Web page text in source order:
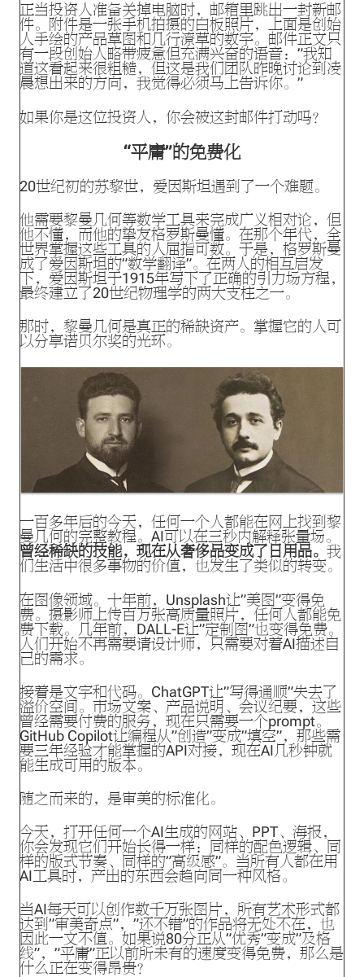
正当投资人准备关掉电脑时，邮箱里跳出一封新邮
件。附件是一张手机拍摄的白板照片，上面是创始
人手绘的产品草图和几行潦草的数字。邮件正文只
有一段创始人略带疲惫但充满兴奋的语音：”我知
道这看起来很粗糙，但这是我们团队昨晚讨论到凌
晨想出来的方向，我觉得必须马上告诉你。”
如果你是这位投资人，你会被这封邮件打动吗？
“平庸”的免费化
20世纪初的苏黎世，爱因斯坦遇到了一个难题。
他需要黎曼几何等数学工具来完成广义相对论，但
他不懂，而他的挚友格罗斯曼懂。在那个年代，全
世界掌握这些工具的人屈指可数。于是，格罗斯曼
成了爱因斯坦的”数学翻译”。在两人的相互启发
下，爱因斯坦于1915年写下了正确的引力场方程，
最终建立了20世纪物理学的两大支柱之一。
那时，黎曼几何是真正的稀缺资产。掌握它的人可
以分享诺贝尔奖的光环。
一百多年后的今天，任何一个人都能在网上找到黎
曼几何的完整教程。AI可以在三秒内解释张量场。
曾经稀缺的技能，现在从奢侈品变成了日用品。 我
们生活中很多事物的价值，也发生了类似的转变。
在图像领域。十年前，Unsplash让”美图”变得免
费。摄影师上传百万张高质量照片，任何人都能免
费下载。几年前，DALL-E让”定制图”也变得免费。
人们开始不再需要请设计师，只需要对着AI描述自
己的需求。
接着是文字和代码。ChatGPT让”写得通顺”失去了
溢价空间。市场文案、产品说明、会议纪要，这些
曾经需要付费的服务，现在只需要一个prompt。
GitHub Copilot让编程从”创造”变成”填空”，那些需
要三年经验才能掌握的API对接，现在AI几秒钟就
能生成可用的版本。
随之而来的，是审美的标准化。
今天，打开任何一个AI生成的网站、PPT、海报，
你会发现它们开始长得一样：同样的配色逻辑、同
样的版式节奏、同样的”高级感”。当所有人都在用
AI工具时，产出的东西会趋向同一种风格。
当AI每天可以创作数千万张图片，所有艺术形式都
达到”审美奇点”，”还不错”的作品将无处不在，也
因此一文不值。如果说80分正从”优秀”变成”及格
线”，”平庸”正以前所未有的速度变得免费，那么是
什么正在变得昂贵？